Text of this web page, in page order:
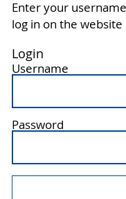
Enter your
log in on the website
Login
Username
Password